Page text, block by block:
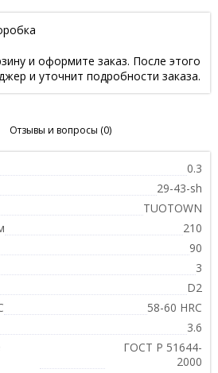
и оформите заказ. После этого
и уточнит подробности заказа.
Отзывы и вопросы (0)
0.3
29-43-sh
TUOTOWN
210
90
3
D2
58-60 HRC
3.6
ГОСТ Р 51644-
2000